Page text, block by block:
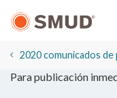
principal2020 comunicados de
Para publicación